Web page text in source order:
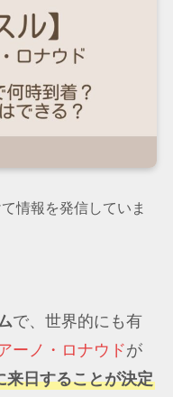
情報を発信していま
で、世界的にも有
ーノ・ロナウドが
来日することが決定